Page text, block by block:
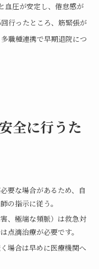
血圧が安定し、倦怠感が
行ったところ、筋緊張が
職種連携で早期退院につ
全に行うた
要な場合があるため、自
の指示に従う。
、極端な頻脈）は救急対
点滴治療が必要です。
場合は早めに医療機関へ